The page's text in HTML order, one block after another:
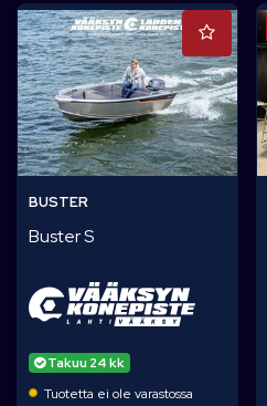
BUSTER
Buster S
Takuu 24 kk
Tuotetta ei ole varastossa